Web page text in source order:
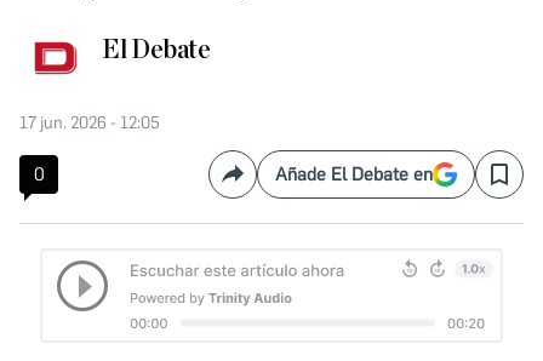
El Debate
17 jun. 2026 - 12:05
0 CompartirAñade El Debate en Save